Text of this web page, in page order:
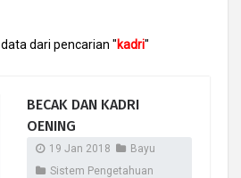
data dari pencarian "kadri"
BECAK DAN KADRI
OENING
19 Jan 2018
Bayu
Sistem Pengetahuan